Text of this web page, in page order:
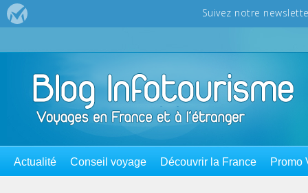
Actualité Conseil voyage Découvrir la France Promo